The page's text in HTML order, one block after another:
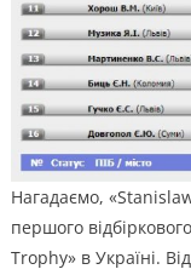
Нагадаємо,
першого
Trophy» в Україні.